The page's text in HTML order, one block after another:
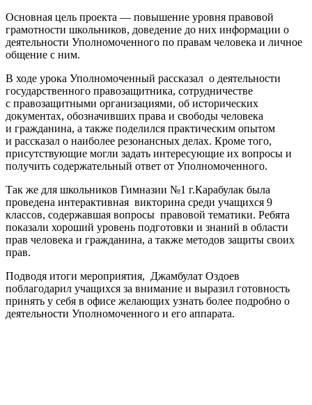
Основная цель проекта — повышение уровня правовой
грамотности школьников, доведение до них информации о
деятельности Уполномоченного по правам человека и личное
общение с ним.
В ходе урока Уполномоченный рассказал о деятельности
государственного правозащитника, сотрудничестве
с правозащитными организациями, об исторических
документах, обозначивших права и свободы человека
и гражданина, а также поделился практическим опытом
и рассказал о наиболее резонансных делах. Кроме того,
присутствующие могли задать интересующие их вопросы и
получить содержательный ответ от Уполномоченного.
Так же для школьников Гимназии №1 г.Карабулак была
проведена интерактивная викторина среди учащихся 9
классов, содержавшая вопросы правовой тематики. Ребята
показали хороший уровень подготовки и знаний в области
прав человека и гражданина, а также методов защиты своих
прав.
Подводя итоги мероприятия, Джамбулат Оздоев
поблагодарил учащихся за внимание и выразил готовность
принять у себя в офисе желающих узнать более подробно о
деятельности Уполномоченного и его аппарата.